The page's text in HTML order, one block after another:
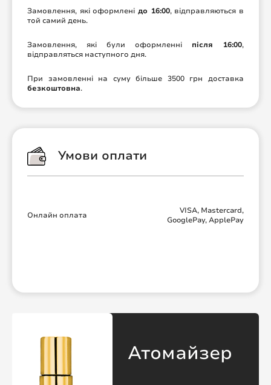
Замовлення, які оформлені до 16:00, відправляються в
той самий день.
Замовлення, які були оформленні після 16:00,
відправляться наступного дня.
При замовленні на суму більше 3500 грн доставка
безкоштовна.
Умови оплати
Онлайн оплата
VISA, Mastercard,
GooglePay, ApplePay
Атомайзер